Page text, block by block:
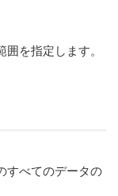
を指定します。
すべてのデータの